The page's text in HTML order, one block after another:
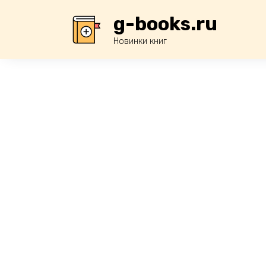
g-books.ru
Новинки книг